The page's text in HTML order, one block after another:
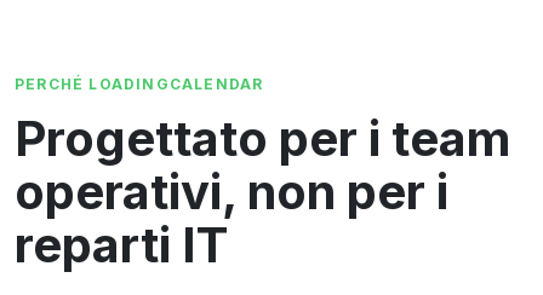
PERCHÉ LOADINGCALENDAR
Progettato per i team
operativi, non per i
reparti IT